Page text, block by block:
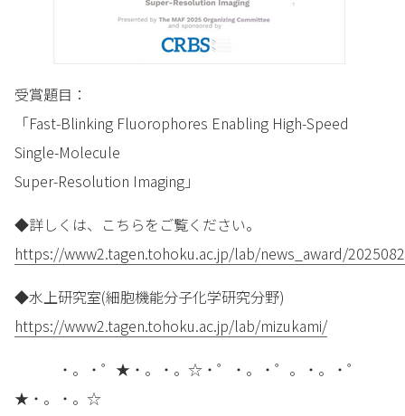
受賞題目：
「Fast-Blinking Fluorophores Enabling High-Speed
Single-Molecule
Super-Resolution Imaging」
◆詳しくは、こちらをご覧ください。
https://www2.tagen.tohoku.ac.jp/lab/news_award/
◆水上研究室(細胞機能分子化学研究分野)
https://www2.tagen.tohoku.ac.jp/lab/mizukami/
・。・゜★・。・。☆・゜・。・゜。・。・゜
★・。・。☆